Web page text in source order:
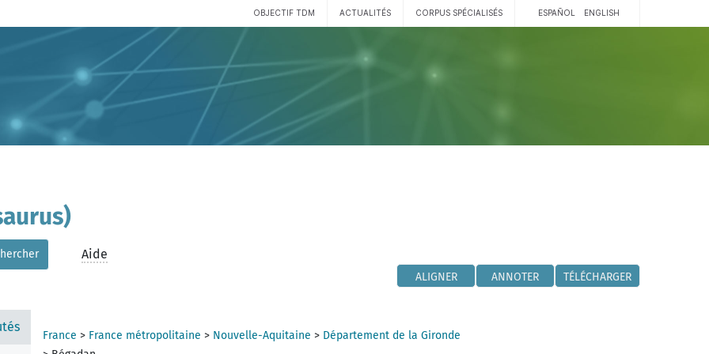
OBJECTIF TDM ACTUALITÉS CORPUS SPÉCIALISÉS ESPAÑOL ENGLISH
Aide
ALIGNER ANNOTER TÉLÉCHARGER
France > France métropolitaine > Nouvelle-Aquitaine > Département de la Gironde